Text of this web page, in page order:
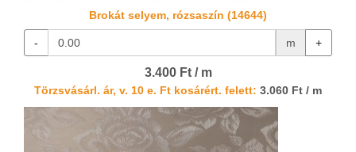
Brokát selyem, rózsaszín (14644)
- m +
3.400 Ft / m
Törzsvásárl. ár, v. 10 e. Ft kosárért. felett: 3.060 Ft / m